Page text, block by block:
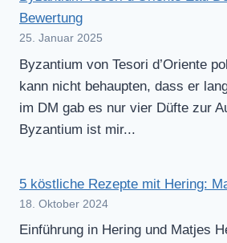
Bewertung
25. Januar 2025
Byzantium von Tesori d’Oriente
kann nicht behaupten, dass er
im DM gab es nur vier Düfte zur
Byzantium ist mir...
5 köstliche Rezepte mit Hering:
18. Oktober 2024
Einführung in Hering und Matjes